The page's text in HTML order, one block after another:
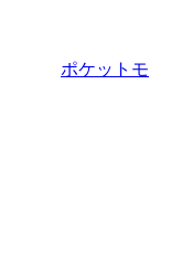
ポケットモ